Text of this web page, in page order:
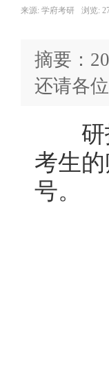
来源: 学府考研 浏览:
摘要：
还请各
研招
考生
号。